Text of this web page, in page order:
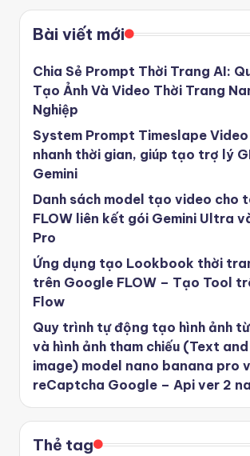
Bài viết mới
Chia Sẻ Prompt Thời Trang AI:
Tạo Ảnh Và Video Thời Trang
Nghiệp
System Prompt Timeslape Video
nhanh thời gian, giúp tạo trợ lý
Gemini
Danh sách model tạo video cho
FLOW liên kết gói Gemini Ultra
Pro
Ứng dụng tạo Lookbook thời
trên Google FLOW – Tạo Tool
Flow
Quy trình tự động tạo hình ảnh
và hình ảnh tham chiếu (Text
image) model nano banana pro
reCaptcha Google – Api ver 2
Thẻ tag